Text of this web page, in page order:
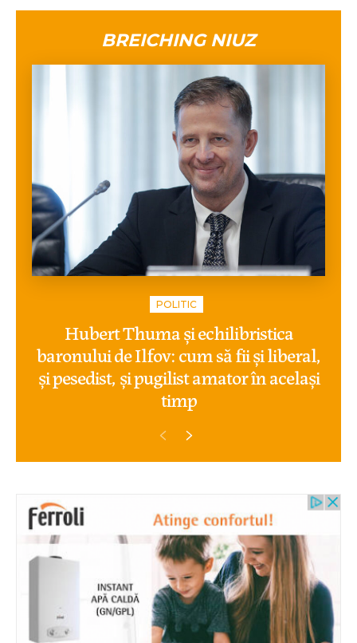
BREICHING NIUZ
POLITIC
Hubert Thuma și echilibristica
baronului de Ilfov: cum să fii și liberal,
și pesedist, și pugilist amator în același
timp